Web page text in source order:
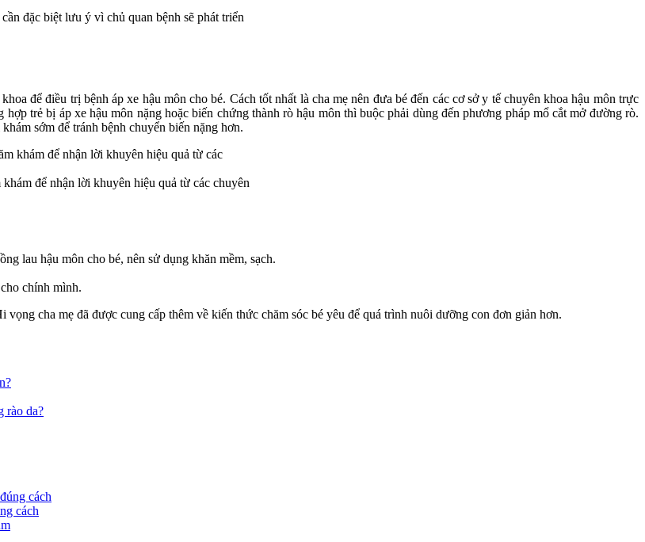
đặc biệt lưu ý vì chủ quan bệnh sẽ phát triển
để điều trị bệnh áp xe hậu môn cho bé. Cách tốt nhất là cha mẹ nên đưa bé đến các cơ sở y tế chuyên khoa hậu môn trực
trẻ bị áp xe hậu môn nặng hoặc biến chứng thành rò hậu môn thì buộc phải dùng đến phương pháp mổ cắt mở đường rò.
sớm để tránh bệnh chuyển biến nặng hơn.
để nhận lời khuyên hiệu quả từ các chuyên
lau hậu môn cho bé, nên sử dụng khăn mềm, sạch.
chính mình.
vọng cha mẹ đã được cung cấp thêm về kiến thức chăm sóc bé yêu để quá trình nuôi dưỡng con đơn giản hơn.
rào da?
cách